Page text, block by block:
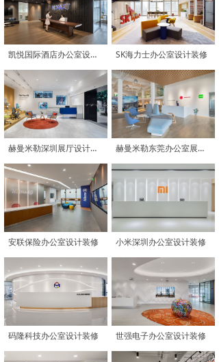
凯悦国际酒店办公室设计装修 SK海力士办公室设计装修
赫曼米勒深圳展厅设计装修 赫曼米勒东莞办公室展厅设计装修
安联保险办公室设计装修 小米深圳办公室设计装修
码隆科技办公室设计装修 世强电子办公室设计装修